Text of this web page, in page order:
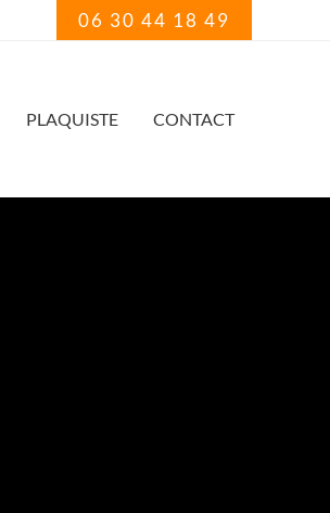
06 30 44 18 49
PLAQUISTE CONTACT